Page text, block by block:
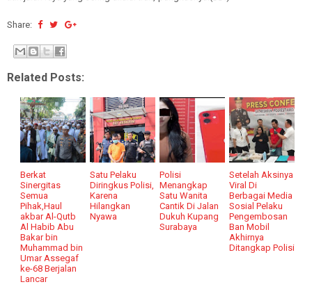
Share:
Related Posts:
Berkat
Sinergitas
Semua
Pihak,Haul
akbar Al-Qutb
Al Habib Abu
Bakar bin
Muhammad bin
Umar Assegaf
ke-68 Berjalan
Lancar
Satu Pelaku
Diringkus Polisi,
Karena
Hilangkan
Nyawa
Polisi
Menangkap
Satu Wanita
Cantik Di Jalan
Dukuh Kupang
Surabaya
Setelah Aksinya
Viral Di
Berbagai Media
Sosial Pelaku
Pengembosan
Ban Mobil
Akhirnya
Ditangkap Polisi